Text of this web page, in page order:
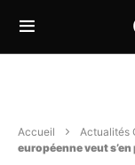
Accueil Actualités
européenne veut